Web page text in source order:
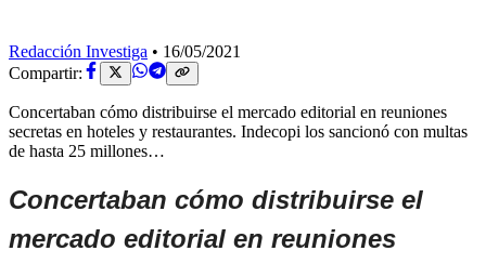
Redacción Investiga • 16/05/2021
Compartir:
Concertaban cómo distribuirse el mercado editorial en reuniones
secretas en hoteles y restaurantes. Indecopi los sancionó con multas
de hasta 25 millones…
Concertaban cómo distribuirse el
mercado editorial en reuniones